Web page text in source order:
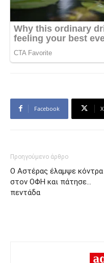
Facebook X
Προηγούμενο άρθρο
Ο Αστέρας έλαμψε κόντρα
στον ΟΦΗ και πάτησε…
πεντάδα